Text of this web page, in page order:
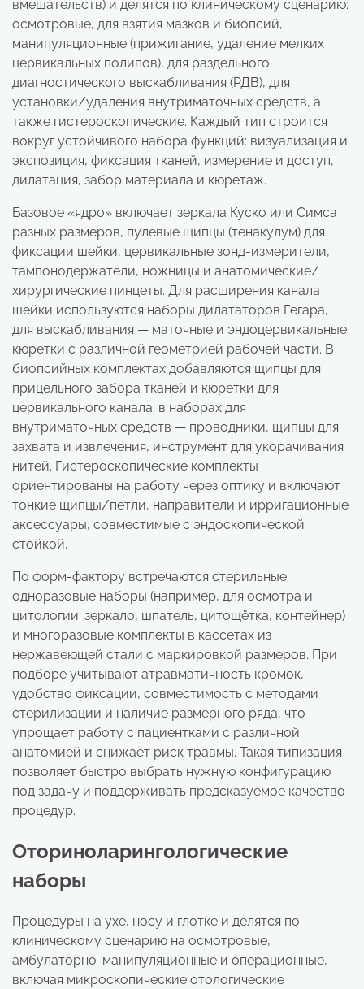
вмешательств) и делятся по клиническому сценарию:
осмотровые, для взятия мазков и биопсий,
манипуляционные (прижигание, удаление мелких
цервикальных полипов), для раздельного
диагностического выскабливания (РДВ), для
установки/удаления внутриматочных средств, а
также гистероскопические. Каждый тип строится
вокруг устойчивого набора функций: визуализация и
экспозиция, фиксация тканей, измерение и доступ,
дилатация, забор материала и кюретаж.
Базовое «ядро» включает зеркала Куско или Симса
разных размеров, пулевые щипцы (тенакулум) для
фиксации шейки, цервикальные зонд-измерители,
тампонодержатели, ножницы и анатомические/
хирургические пинцеты. Для расширения канала
шейки используются наборы дилататоров Гегара,
для выскабливания — маточные и эндоцервикальные
кюретки с различной геометрией рабочей части. В
биопсийных комплектах добавляются щипцы для
прицельного забора тканей и кюретки для
цервикального канала; в наборах для
внутриматочных средств — проводники, щипцы для
захвата и извлечения, инструмент для укорачивания
нитей. Гистероскопические комплекты
ориентированы на работу через оптику и включают
тонкие щипцы/петли, направители и ирригационные
аксессуары, совместимые с эндоскопической
стойкой.
По форм-фактору встречаются стерильные
одноразовые наборы (например, для осмотра и
цитологии: зеркало, шпатель, цитощётка, контейнер)
и многоразовые комплекты в кассетах из
нержавеющей стали с маркировкой размеров. При
подборе учитывают атравматичность кромок,
удобство фиксации, совместимость с методами
стерилизации и наличие размерного ряда, что
упрощает работу с пациентками с различной
анатомией и снижает риск травмы. Такая типизация
позволяет быстро выбрать нужную конфигурацию
под задачу и поддерживать предсказуемое качество
процедур.
Оториноларингологические
наборы
Процедуры на ухе, носу и глотке и делятся по
клиническому сценарию на осмотровые,
амбулаторно-манипуляционные и операционные,
включая микроскопические отологические